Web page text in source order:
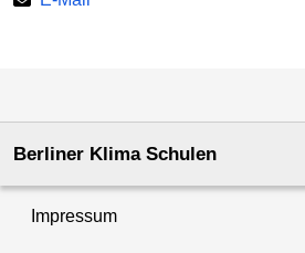
Berliner Klima Schulen
Impressum